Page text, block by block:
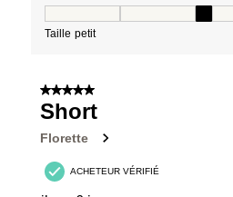
Taille petit
5 sur 5 étoiles.
Short
Florette
ACHETEUR VÉRIFIÉ